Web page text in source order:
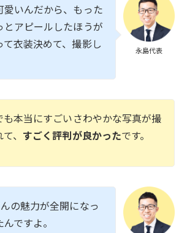
永島代表
愛いんだから、もった
とアピールしたほうが
衣装決めて、撮影し
も本当にすごいさわやかな写真が撮
、 すごく評判が良かったです。
の魅力が全開になっ
ですよ。